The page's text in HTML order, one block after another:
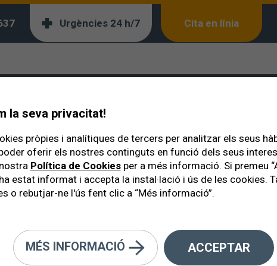
Urgències 24 h/7 Cita en línia
de la Retina
amb un despreniment de
ja sigui immediatament o
la seva privacitat!
pròpies i analítiques de tercers per analitzar els seus
oferir els nostres continguts en funció dels seus
Política de Cookiesper a més informació. Si premeu
estat informat i accepta la instal·lació i ús de les cookies.
o rebutjar-ne l'ús fent clic a “Més informació”.
MÉS INFORMACIÓ ACCEPTAR